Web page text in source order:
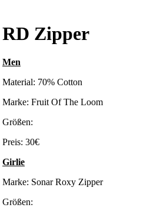
RD Zipper
Men
Material: 70% Cotton
Marke: Fruit Of The Loom
Größen:
Preis: 30€
Girlie
Marke: Sonar Roxy Zipper
Größen: